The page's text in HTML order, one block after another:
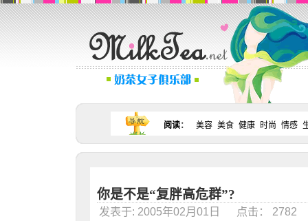
阅读： 美容 美食 健康 时尚 情感
你是不是“复胖高危群”?
发表于: 2005年02月01日 点击： 2782